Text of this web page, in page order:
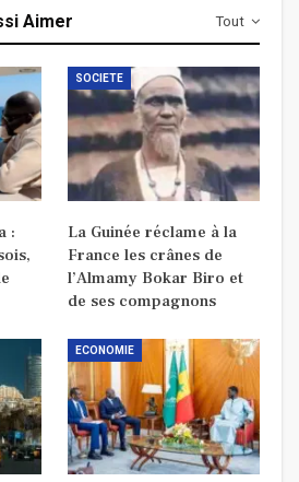
Tout
Aimer
:
SOCIETE
La Guinée réclame à la
France les crânes de
l’Almamy Bokar Biro et
de ses compagnons
ECONOMIE